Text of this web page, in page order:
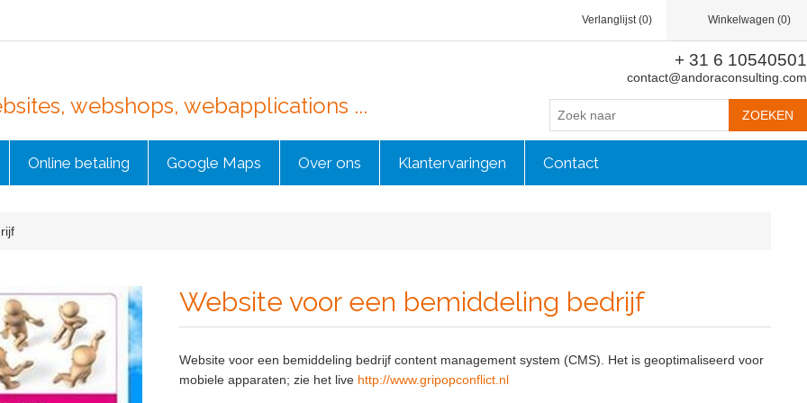
Verlanglijst (0) Winkelwagen (0)
webshops, webapplications ...
+ 31 6 10540501
contact@andoraconsulting.com
Online betaling Google Maps Over ons Klantervaringen Contact
Website voor een bemiddeling bedrijf
Website voor een bemiddeling bedrijf content management system (CMS). Het is geoptimaliseerd voor
mobiele apparaten; zie het live http://www.gripopconflict.nl